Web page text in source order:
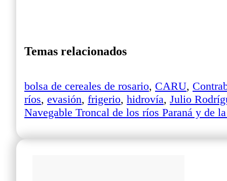
Temas relacionados
bolsa de cereales de rosario, CARU,
ríos, evasión, frigerio, hidrovía, Julio
Navegable Troncal de los ríos Paraná y de